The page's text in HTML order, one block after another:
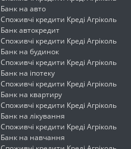
Банк на авто
Споживчі кредити Креді Агріколь
Банк автокредит
Споживчі кредити Креді Агріколь
Банк на будинок
Споживчі кредити Креді Агріколь
Банк на іпотеку
Споживчі кредити Креді Агріколь
Банк на квартиру
Споживчі кредити Креді Агріколь
Банк на лікування
Споживчі кредити Креді Агріколь
Банк на навчання